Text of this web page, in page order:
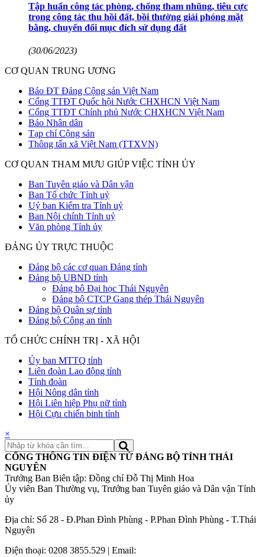
Tập huấn công tác phòng, chống tham nhũng, tiêu cực
trong công tác thu hồi đất, bồi thường giải phóng mặt
bằng, chuyển đổi mục đích sử dụng đất
(30/06/2023)
CƠ QUAN TRUNG ƯƠNG
Báo ĐT Đảng Cộng sản Việt Nam
Cổng TTĐT Quốc hội Nước CHXHCN Việt Nam
Cổng TTĐT Chính phủ Nước CHXHCN Việt Nam
Báo Nhân dân
Tạp chí Cộng sản
Thông tấn xã Việt Nam (TTXVN)
CƠ QUAN THAM MƯU GIÚP VIỆC TỈNH ỦY
Ban Tuyên giáo và Dân vận
Ban Tổ chức Tỉnh uỷ
Uỷ ban Kiểm tra Tỉnh uỷ
Ban Nội chính Tỉnh uỷ
Văn phòng Tỉnh ủy
ĐẢNG ỦY TRỰC THUỘC
Đảng bộ các cơ quan Đảng tỉnh
Đảng bộ UBND tỉnh
Đảng bộ Đại học Thái Nguyên
Đảng bộ CTCP Gang thép Thái Nguyên
Đảng bộ Quân sự tỉnh
Đảng bộ Công an tỉnh
TỔ CHỨC CHÍNH TRỊ - XÃ HỘI
Ủy ban MTTQ tỉnh
Liên đoàn Lao động tỉnh
Tỉnh đoàn
Hội Nông dân tỉnh
Hội Liên hiệp Phụ nữ tỉnh
Hội Cựu chiến binh tỉnh
×
CỔNG THÔNG TIN ĐIỆN TỬ ĐẢNG BỘ TỈNH THÁI
NGUYÊN
Trưởng Ban Biên tập: Đồng chí Đỗ Thị Minh Hoa
Ủy viên Ban Thường vụ, Trưởng ban Tuyên giáo và Dân vận Tỉnh
ủy
Địa chỉ: Số 28 - Đ.Phan Đình Phùng - P.Phan Đình Phùng - T.Thái
Nguyên
Điện thoại: 0208 3855.529 | Email: